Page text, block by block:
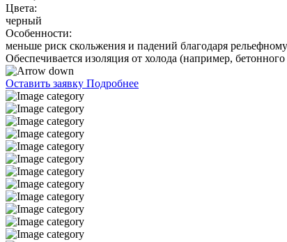
Цвета:
черный
Особенности:
меньше риск скольжения и падений благодаря
Обеспечивается изоляция от холода (например,
Оставить заявку Подробнее